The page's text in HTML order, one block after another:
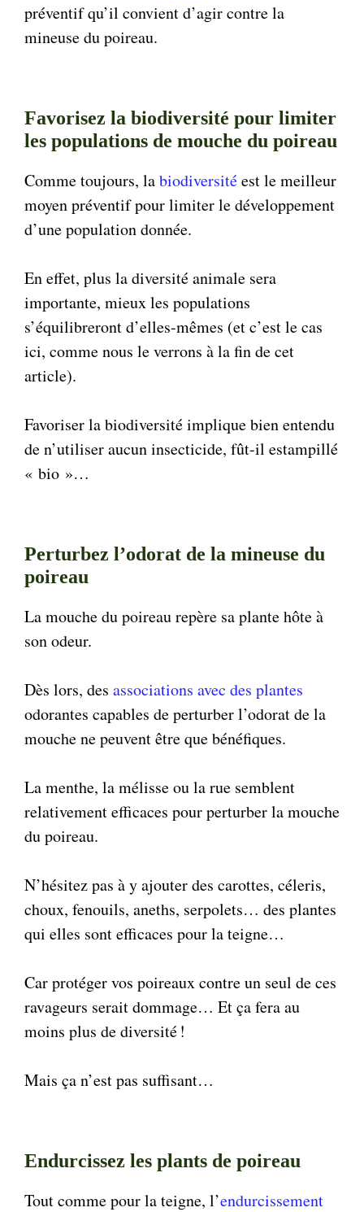
préventif qu’il convient d’agir contre la
mineuse du poireau.
Favorisez la biodiversité pour limiter
les populations de mouche du poireau
Comme toujours, labiodiversitéest le meilleur
moyen préventif pour limiter le développement
d’une population donnée.
En effet, plus la diversité animale sera
importante, mieux les populations
s’équilibreront d’elles-mêmes (et c’est le cas
ici, comme nous le verrons à la fin de cet
article).
Favoriser la biodiversité implique bien entendu
de n’utiliser aucun insecticide, fût-il estampillé
« bio »…
Perturbez l’odorat de la mineuse du
poireau
La mouche du poireau repère sa plante hôte à
son odeur.
Dès lors, des associations avec des plantes
odorantes capables de perturber l’odorat de la
mouche ne peuvent être que bénéfiques.
La menthe, la mélisse ou la rue semblent
relativement efficaces pour perturber la mouche
du poireau.
N’hésitez pas à y ajouter des carottes, céleris,
choux, fenouils, aneths, serpolets… des plantes
qui elles sont efficaces pour la teigne…
Car protéger vos poireaux contre un seul de ces
ravageurs serait dommage… Et ça fera au
moins plus de diversité !
Mais ça n’est pas suffisant…
Endurcissez les plants de poireau
Tout comme pour la teigne, l’endurcissement